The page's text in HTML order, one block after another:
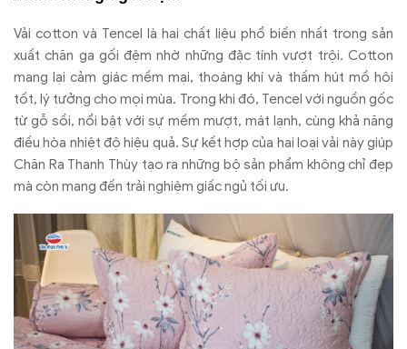
Vải cotton và Tencel là hai chất liệu phổ biến nhất trong sản
xuất chăn ga gối đệm nhờ những đặc tính vượt trội. Cotton
mang lại cảm giác mềm mại, thoáng khí và thấm hút mồ hôi
tốt, lý tưởng cho mọi mùa. Trong khi đó, Tencel với nguồn gốc
từ gỗ sồi, nổi bật với sự mềm mượt, mát lạnh, cùng khả năng
điều hòa nhiệt độ hiệu quả. Sự kết hợp của hai loại vải này giúp
Chăn Ra Thanh Thùy tạo ra những bộ sản phẩm không chỉ đẹp
mà còn mang đến trải nghiệm giấc ngủ tối ưu.